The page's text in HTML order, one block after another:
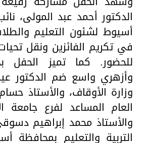
الدكتور أحمد عبد المولى،
أسيوط لشئون التعليم
في تكريم الفائزين ونقل
للحضور. كما تميز الحفل
وأزهري واسع ضم الدكتور
وزارة الأوقاف، والأستاذ
العام المساعد لفرع جامعة
والأستاذ محمد إبراهيم
التربية والتعليم بمحافظة